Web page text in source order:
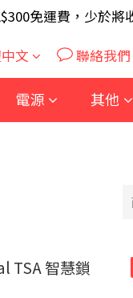
AAA 電芯40粒(隨機
免運費，少於將
電芯40粒(隨機
文 聯絡我們
電源 其他